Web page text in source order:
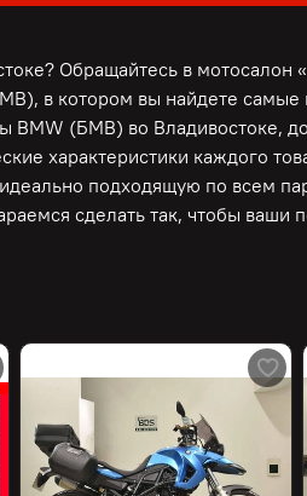
Обращайтесь в мотосалон
в котором вы найдете самые
(БМВ) во Владивостоке,
характеристики каждого
подходящую по всем
сделать так, чтобы ваши